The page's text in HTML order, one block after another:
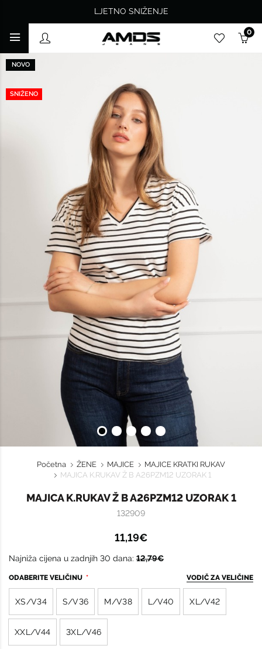
LJETNO SNIŽENJE
0
NOVO
SNIŽENO
Početna ŽENE MAJICE
MAJICE KRATKI RUKAV
MAJICA K.RUKAV Ž B A26PZM12 UZORAK 1
MAJICA K.RUKAV Ž B A26PZM12 UZORAK 1
132909
11,19€
Najniža cijena u zadnjih 30 dana: 12,79€
ODABERITE VELIČINU VODIČ ZA VELIČINE
XS/V34 S/V36 M/V38 L/V40 XL/V42
XXL/V44 3XL/V46